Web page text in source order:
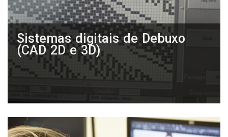
Sistemas digitais de Debuxo
(CAD 2D e 3D)